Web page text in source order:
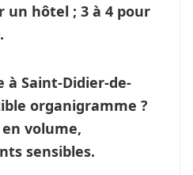
un hôtel ; 3 à 4 pour
à Saint-Didier-de-
organigramme ?
volume,
sensibles.